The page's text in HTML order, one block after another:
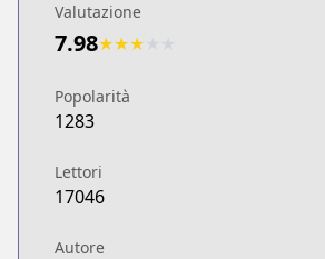
Valutazione
7.98★★★
Popolarità
1283
Lettori
17046
Autore